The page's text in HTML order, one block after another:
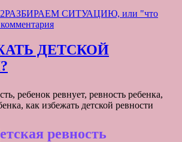
Рубрики
РАЗБИРАЕМ СИТУАЦИЮ, или "что
к
ДОБРОЕ
СЛОВО
ИЛИ
КАК
ЖИВОТИКУ
ДЕТСКОЙ
ревность